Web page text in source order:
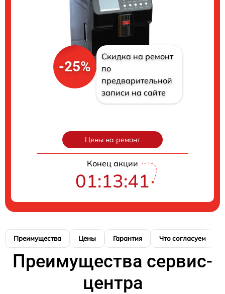
-25%
Скидка на ремонт
по
предварительной
записи на сайте
Цены на ремонт
Конец акции
01:13:40
Преимущества Цены Гарантия Что согласуем
Преимущества сервис-
центра